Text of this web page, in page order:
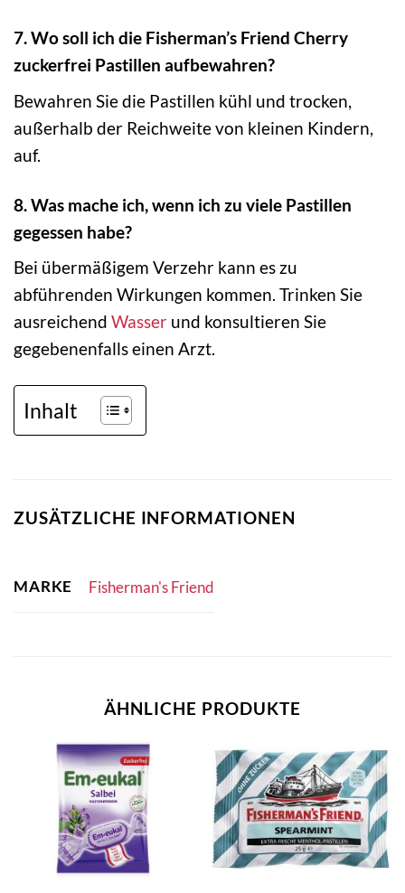
7. Wo soll ich die Fisherman’s Friend Cherry
zuckerfrei Pastillen aufbewahren?
Bewahren Sie die Pastillen kühl und trocken,
außerhalb der Reichweite von kleinen Kindern,
auf.
8. Was mache ich, wenn ich zu viele Pastillen
gegessen habe?
Bei übermäßigem Verzehr kann es zu
abführenden Wirkungen kommen. Trinken Sie
ausreichend Wasser und konsultieren Sie
gegebenenfalls einen Arzt.
Inhalt
ZUSÄTZLICHE INFORMATIONEN
MARKE Fisherman's Friend
ÄHNLICHE PRODUKTE